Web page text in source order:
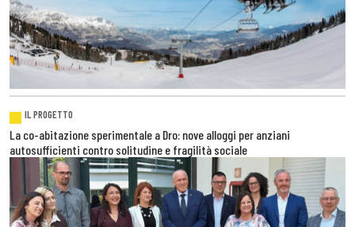
IL PROGETTO
La co-abitazione sperimentale a Dro: nove alloggi per anziani
autosufficienti contro solitudine e fragilità sociale